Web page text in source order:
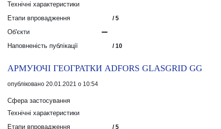
Технічні характеристики
Етапи впровадження
/ 5
Об'єкти
Наповненість публікації
/ 10
АРМУЮЧІ ГЕОГРАТКИ ADFORS GLASGRID GG
опубліковано 20.01.2021 о 10:54
Сфера застосування
Технічні характеристики
Етапи впровадження
/ 5